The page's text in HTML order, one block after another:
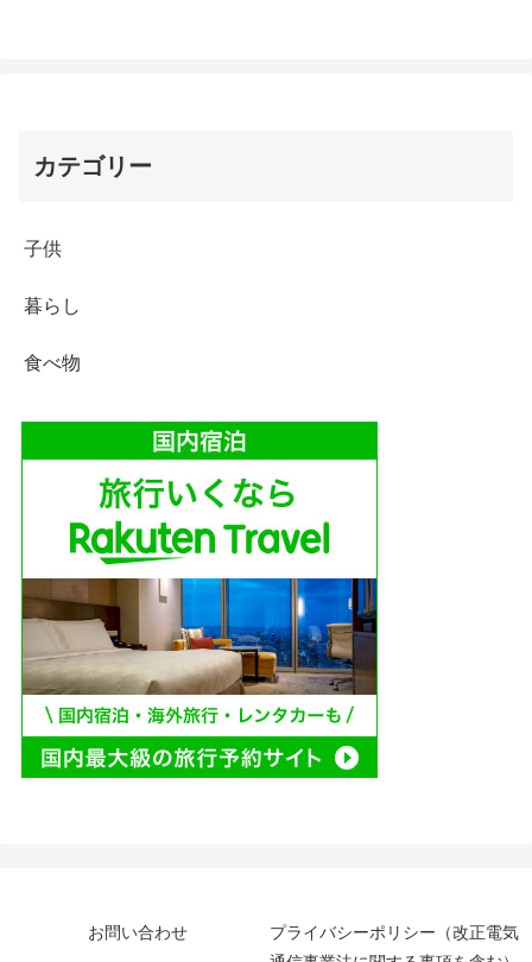
カテゴリー
子供
暮らし
食べ物
お問い合わせ
プライバシーポリシー（改正電気